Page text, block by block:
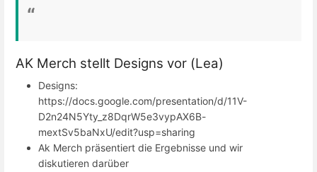
AK Merch stellt Designs vor (Lea)
Designs:
https://docs.google.com/presentation/d/11V-
D2n24N5Yty_z8DqrW5e3vypAX6B-
mextSv5baNxU/edit?usp=sharing
Ak Merch präsentiert die Ergebnisse und wir
diskutieren darüber